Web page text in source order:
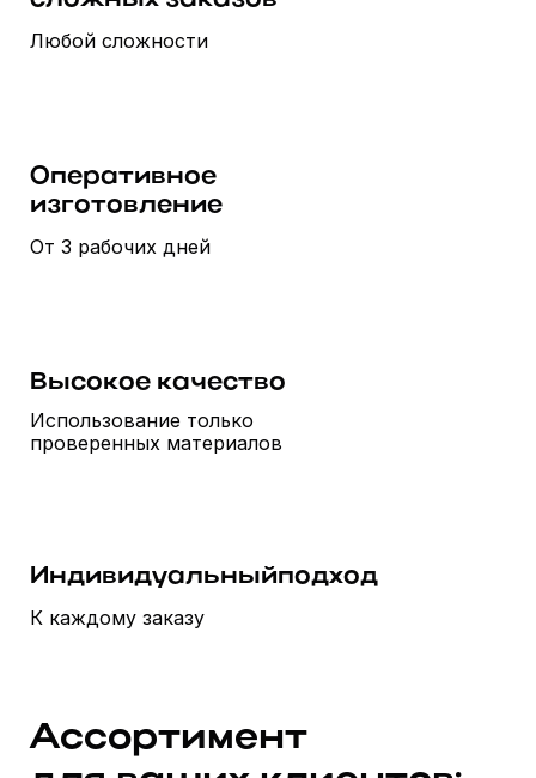
Любой сложности
Оперативное
изготовление
От 3 рабочих дней
Высокое качество
Использование только
проверенных материалов
Индивидуальныйподход
К каждому заказу
Ассортимент